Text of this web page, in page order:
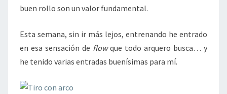
buen rollo son un valor fundamental.
Esta semana, sin ir más lejos, entrenando he entrado
en esa sensación de flowque todo arquero busca… y
he tenido varias entradas buenísimas para mí.